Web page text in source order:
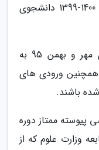
سایر دانشگاه ها، برای سال تحصیلی 1400-1399 دانشجوی
گفتنی است، دانشجویان ورودی های مهر و بهمن 95 به
تا 31 شهریور و همچنین ورودی های
پیوسته ممتاز دوره
وزارت علوم که از